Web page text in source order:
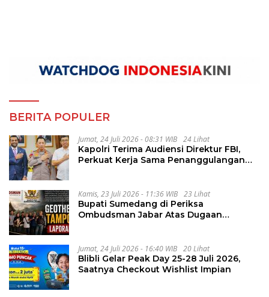
BERITA POPULER
Jumat, 24 Juli 2026 - 08:31 WIB 24 Lihat
Kapolri Terima Audiensi Direktur FBI,
Perkuat Kerja Sama Penanggulangan
Kamis, 23 Juli 2026 - 11:36 WIB 23 Lihat
Bupati Sumedang di Periksa
Ombudsman Jabar Atas Dugaan
Jumat, 24 Juli 2026 - 16:40 WIB 20 Lihat
Blibli Gelar Peak Day 25-28 Juli 2026,
Saatnya Checkout Wishlist Impian